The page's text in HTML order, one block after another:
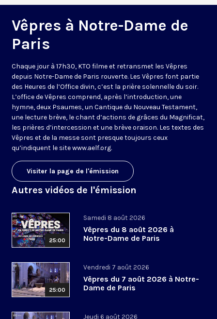
Vêpres à Notre-Dame de
Paris
Chaque jour à 17h30, KTO filme et retransmet les Vêpres
depuis Notre-Dame de Paris rouverte. Les Vêpres font partie
des Heures de l’Office divin, c’est la prière solennelle du soir.
L’office de Vêpres comprend, après l’introduction, une
hymne, deux Psaumes, un Cantique du Nouveau Testament,
une lecture brève, le chant d’actions de grâces du Magnificat,
les prières d’intercession et une brève oraison. Les textes des
Vêpres et de la messe sont presque toujours ceux
qu’indiquent le sitewww.aelf.org.
Visiter la page de l'émission
Autres vidéos de l'émission
25:00
Samedi 8 août 2026
Vêpres du 8 août 2026 à
Notre-Dame de Paris
25:00
Vendredi 7 août 2026
Vêpres du 7 août 2026 à Notre-
Dame de Paris
Jeudi 6 août 2026